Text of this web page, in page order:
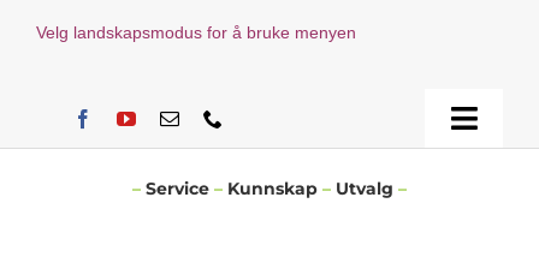
Velg landskapsmodus for å bruke menyen
Toggle
– Service – Kunnskap – Utvalg –